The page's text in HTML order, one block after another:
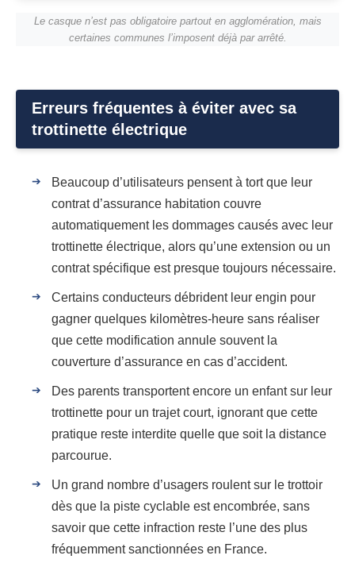
Le casque n’est pas obligatoire partout en agglomération, mais
certaines communes l’imposent déjà par arrêté.
Erreurs fréquentes à éviter avec sa
trottinette électrique
Beaucoup d’utilisateurs pensent à tort que leur
contrat d’assurance habitation couvre
automatiquement les dommages causés avec leur
trottinette électrique, alors qu’une extension ou un
contrat spécifique est presque toujours nécessaire.
Certains conducteurs débrident leur engin pour
gagner quelques kilomètres-heure sans réaliser
que cette modification annule souvent la
couverture d’assurance en cas d’accident.
Des parents transportent encore un enfant sur leur
trottinette pour un trajet court, ignorant que cette
pratique reste interdite quelle que soit la distance
parcourue.
Un grand nombre d’usagers roulent sur le trottoir
dès que la piste cyclable est encombrée, sans
savoir que cette infraction reste l’une des plus
fréquemment sanctionnées en France.